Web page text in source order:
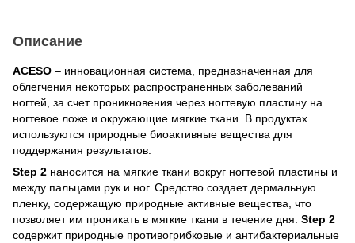
Описание
ACESO – инновационная система, предназначенная для
облегчения некоторых распространенных заболеваний
ногтей, за счет проникновения через ногтевую пластину на
ногтевое ложе и окружающие мягкие ткани. В продуктах
используются природные биоактивные вещества для
поддержания результатов.
Step 2 наносится на мягкие ткани вокруг ногтевой пластины и
между пальцами рук и ног. Средство создает дермальную
пленку, содержащую природные активные вещества, что
позволяет им проникать в мягкие ткани в течение дня. Step 2
содержит природные противогрибковые и антибактериальные